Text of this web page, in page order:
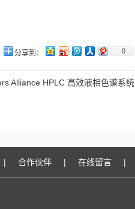
分享到： 0
Alliance HPLC 高效液相色谱系统
| 合作伙伴 | 在线留言 |